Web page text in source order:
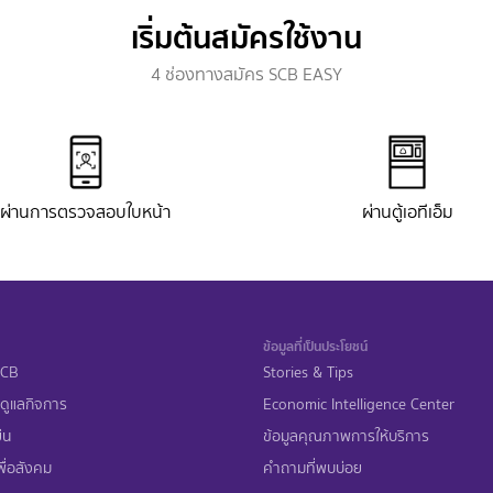
เริ่มต้นสมัครใช้งาน
4 ช่องทางสมัคร SCB EASY
ผ่านการตรวจสอบใบหน้า ผ่านตู้เอทีเอ็ม
แลกิจการ
อสังคม
ข้อมูลที่เป็นประโยชน์
Stories & Tips
Economic Intelligence Center
ข้อมูลคุณภาพการให้บริการ
คำถามที่พบบ่อย